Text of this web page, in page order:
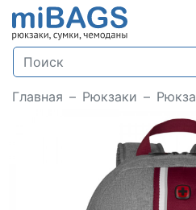
Главная Рюкзаки